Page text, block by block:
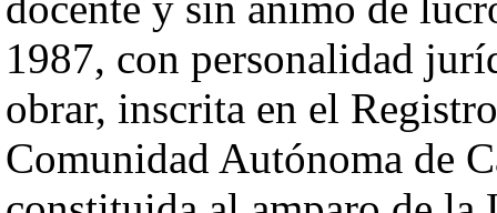
1987, con personalidad
obrar, inscrita en el
Comunidad Autónoma de